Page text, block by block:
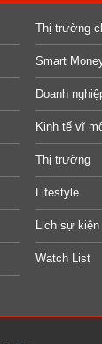
Thị trường
Smart
Doanh
Kinh tế vĩ
Thị trường
Lifestyle
Lịch sự kiện
Watch List